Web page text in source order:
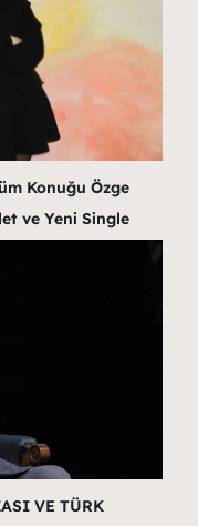
Konuğu Özge
ve Yeni Single
VE TÜRK